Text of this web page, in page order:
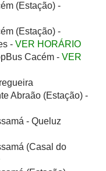
(Estação) -
(Estação) -
- VER HORÁRIO
Cacém - VER
Abraão (Estação) -
- Queluz
(Casal do